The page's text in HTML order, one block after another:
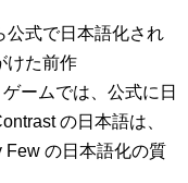
公式で日本語化され
けた前作
ームでは、公式に日
の日本語は、
Few の日本語化の質